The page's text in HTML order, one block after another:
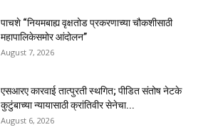
पाचशे “नियमबाह्य वृक्षतोड प्रकरणाच्या चौकशीसाठी
महापालिकेसमोर आंदोलन”
August 7, 2026
एसआरए कारवाई तात्पुरती स्थगित; पीडित संतोष नेटके
कुटुंबाच्या न्यायासाठी क्रांतिवीर सेनेचा...
August 6, 2026